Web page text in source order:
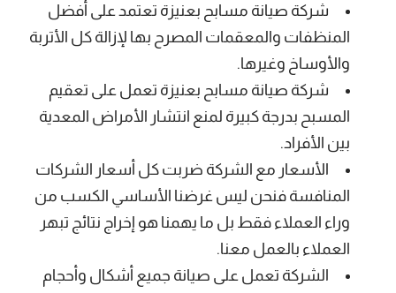
شركة صيانة مسابح بعنيزة تعتمد على أفضل
المنظفات والمعقمات المصرح بها لإزالة كل الأتربة
والأوساخ وغيرها.
شركة صيانة مسابح بعنيزة تعمل على تعقيم
المسبح بدرجة كبيرة لمنع انتشار الأمراض المعدية
بين الأفراد.
الأسعار مع الشركة ضربت كل أسعار الشركات
المنافسة فنحن ليس غرضنا الأساسي الكسب من
وراء العملاء فقط بل ما يهمنا هو إخراج نتائج تبهر
العملاء بالعمل معنا.
الشركة تعمل على صيانة جميع أشكال وأحجام